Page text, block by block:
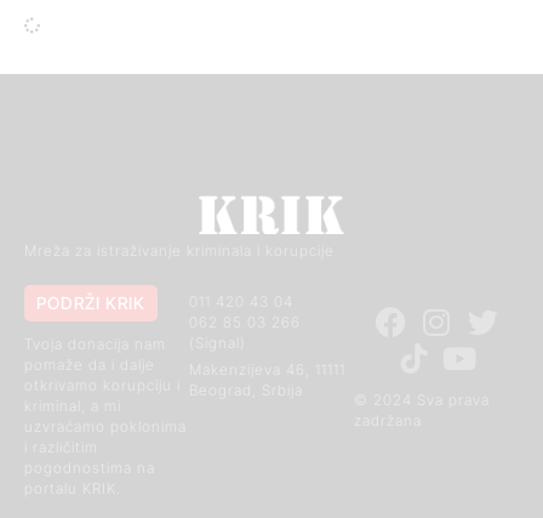
Mreža za istraživanje kriminala i korupcije
© 2024 Sva prava
011 420 43 04
Makenzijeva 46, 11111
PODRŽI KRIK
otkrivamo korupciju i
kriminal, a mi
uzvraćamo poklonima
i različitim
pogodnostima na
portalu KRIK.